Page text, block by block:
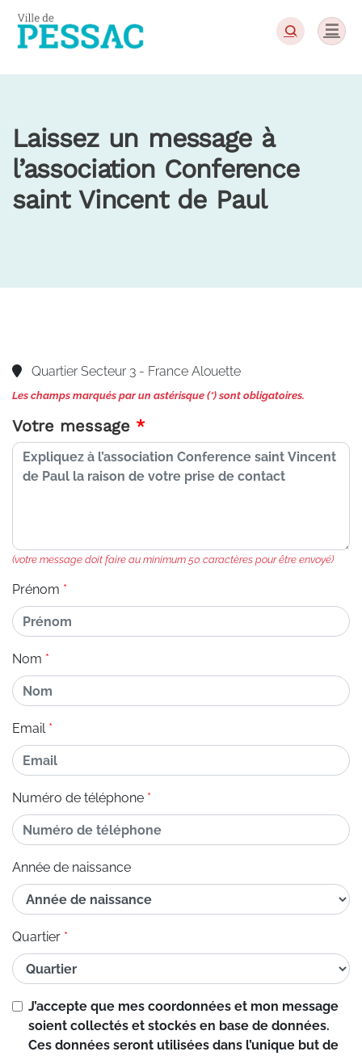
Laissez un message à
l’association Conference
saint Vincent de Paul
Quartier Secteur 3 - France Alouette
Les champs marqués par un astérisque (*) sont obligatoires.
Votre message
(votre message doit faire au minimum 50 caractères pour être envoyé)
Prénom
Nom
Email
Numéro de téléphone
Année de naissance
Quartier
Si vous
êtes un
être
J’accepte que mes coordonnées et mon message
soient collectés et stockés en base de données.
Ces données seront utilisées dans l’unique but de
Panneau de gestion des cookies